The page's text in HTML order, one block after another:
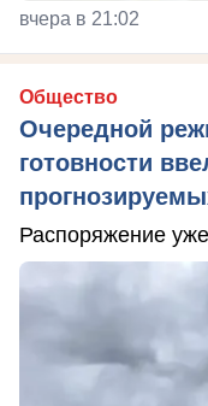
вчера в 21:02
Общество
Очередной
готовности
Распоряжение